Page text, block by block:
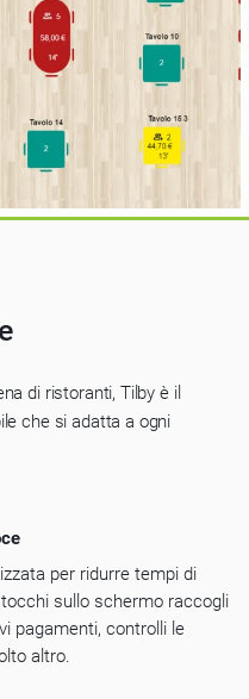
di ristoranti, Tilby è il
che si adatta a ogni
per ridurre tempi di
sullo schermo raccogli
pagamenti, controlli le
altro.